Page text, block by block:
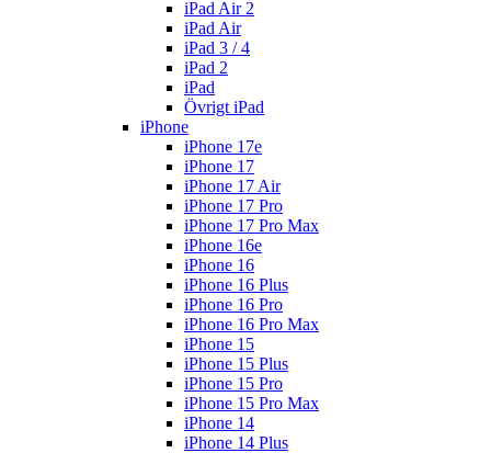
iPad Air 2
iPad Air
iPad 3 / 4
iPad 2
iPad
Övrigt iPad
iPhone
iPhone 17e
iPhone 17
iPhone 17 Air
iPhone 17 Pro
iPhone 17 Pro Max
iPhone 16e
iPhone 16
iPhone 16 Plus
iPhone 16 Pro
iPhone 16 Pro Max
iPhone 15
iPhone 15 Plus
iPhone 15 Pro
iPhone 15 Pro Max
iPhone 14
iPhone 14 Plus